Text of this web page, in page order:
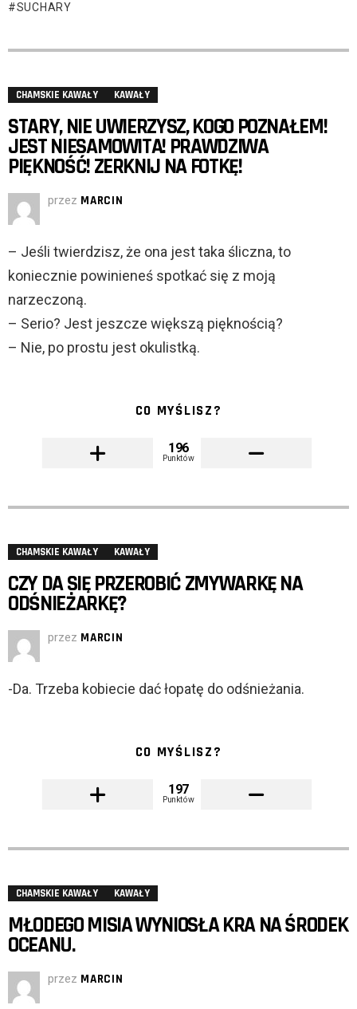
SUCHARY
CHAMSKIE KAWAŁY KAWAŁY
STARY, NIE UWIERZYSZ, KOGO POZNAŁEM!
JEST NIESAMOWITA! PRAWDZIWA
PIĘKNOŚĆ! ZERKNIJ NA FOTKĘ!
przez MARCIN
– Jeśli twierdzisz, że ona jest taka śliczna, to
koniecznie powinieneś spotkać się z moją
narzeczoną.
– Serio? Jest jeszcze większą pięknością?
– Nie, po prostu jest okulistką.
CO MYŚLISZ?
196
Punktów
CHAMSKIE KAWAŁY KAWAŁY
CZY DA SIĘ PRZEROBIĆ ZMYWARKĘ NA
ODŚNIEŻARKĘ?
przez MARCIN
-Da. Trzeba kobiecie dać łopatę do odśnieżania.
CO MYŚLISZ?
197
Punktów
CHAMSKIE KAWAŁY KAWAŁY
MŁODEGO MISIA WYNIOSŁA KRA NA ŚRODEK
OCEANU.
przez MARCIN